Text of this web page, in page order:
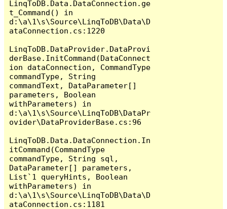
LinqToDB.Data.DataConnection.ge
t_Command() in
d:\a\1\s\Source\LinqToDB\Data\D
ataConnection.cs:1220
LinqToDB.DataProvider.DataProvi
derBase.InitCommand(DataConnect
ion dataConnection, CommandType
commandType, String
commandText, DataParameter[]
parameters, Boolean
withParameters) in
d:\a\1\s\Source\LinqToDB\DataPr
ovider\DataProviderBase.cs:96
LinqToDB.Data.DataConnection.In
itCommand(CommandType
commandType, String sql,
DataParameter[] parameters,
List`1 queryHints, Boolean
withParameters) in
d:\a\1\s\Source\LinqToDB\Data\D
ataConnection.cs:1181